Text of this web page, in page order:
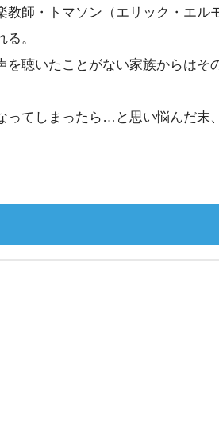
師・トマソン（エリック・エル
。
聴いたことがない家族からはそ
ってしまったら…と思い悩んだ末